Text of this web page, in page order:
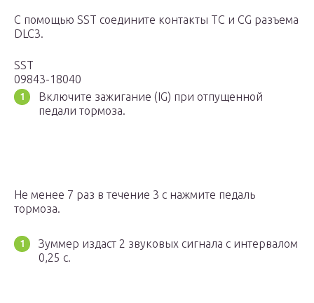
С помощью SST соедините контакты TС и CG разъема
DLC3.
SST
09843-18040
Включите зажигание (IG) при отпущенной
педали тормоза.
Не менее 7 раз в течение 3 с нажмите педаль
тормоза.
Зуммер издаст 2 звуковых сигнала с интервалом
0,25 с.